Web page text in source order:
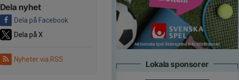
Dela nyhet
Dela på Facebook
Dela på X
Nyheter via RSS
Lokala sponsorer